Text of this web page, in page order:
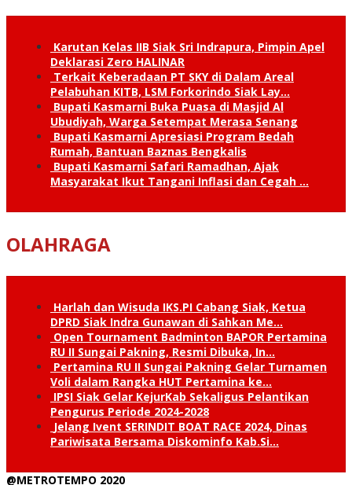
Karutan Kelas IIB Siak Sri Indrapura, Pimpin Apel
Deklarasi Zero HALINAR
Terkait Keberadaan PT SKY di Dalam Areal
Pelabuhan KITB, LSM Forkorindo Siak Lay…
Bupati Kasmarni Buka Puasa di Masjid Al
Ubudiyah, Warga Setempat Merasa Senang
Bupati Kasmarni Apresiasi Program Bedah
Rumah, Bantuan Baznas Bengkalis
Bupati Kasmarni Safari Ramadhan, Ajak
Masyarakat Ikut Tangani Inflasi dan Cegah …
OLAHRAGA
Harlah dan Wisuda IKS.PI Cabang Siak, Ketua
DPRD Siak Indra Gunawan di Sahkan Me…
Open Tournament Badminton BAPOR Pertamina
RU II Sungai Pakning, Resmi Dibuka, In…
Pertamina RU II Sungai Pakning Gelar Turnamen
Voli dalam Rangka HUT Pertamina ke…
IPSI Siak Gelar KejurKab Sekaligus Pelantikan
Pengurus Periode 2024-2028
Jelang Ivent SERINDIT BOAT RACE 2024, Dinas
Pariwisata Bersama Diskominfo Kab.Si…
@METROTEMPO 2020